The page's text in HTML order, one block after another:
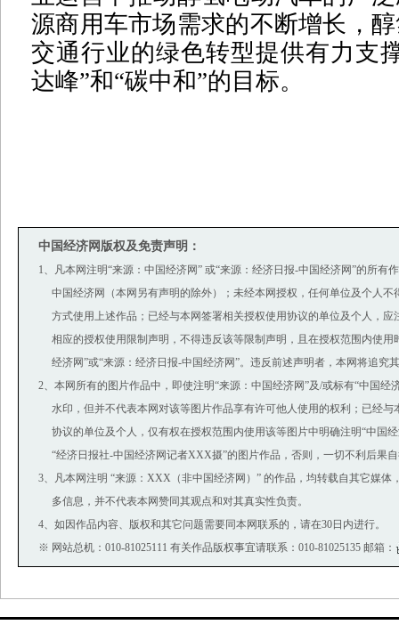
源商用车市场需求的不断增长，
交通行业的绿色转型提供有力支
达峰”和“碳中和”的目标。
中国经济网版权及免责声明：
1、凡本网注明“来源：中国经济网” 或“来源：经济日报-中国经济网”的所有
中国经济网（本网另有声明的除外）；未经本网授权，任何单位及个人不
方式使用上述作品；已经与本网签署相关授权使用协议的单位及个人，应
相应的授权使用限制声明，不得违反该等限制声明，且在授权范围内使用
经济网”或“来源：经济日报-中国经济网”。违反前述声明者，本网将追究
2、本网所有的图片作品中，即使注明“来源：中国经济网”及/或标有“中国经
水印，但并不代表本网对该等图片作品享有许可他人使用的权利；已经与
协议的单位及个人，仅有权在授权范围内使用该等图片中明确注明“中国
“经济日报社-中国经济网记者XXX摄”的图片作品，否则，一切不利后果
3、凡本网注明 “来源：XXX（非中国经济网）” 的作品，均转载自其它媒体
多信息，并不代表本网赞同其观点和对其真实性负责。
4、如因作品内容、版权和其它问题需要同本网联系的，请在30日内进行。
※ 网站总机：010-81025111 有关作品版权事宜请联系：010-81025135 邮箱：